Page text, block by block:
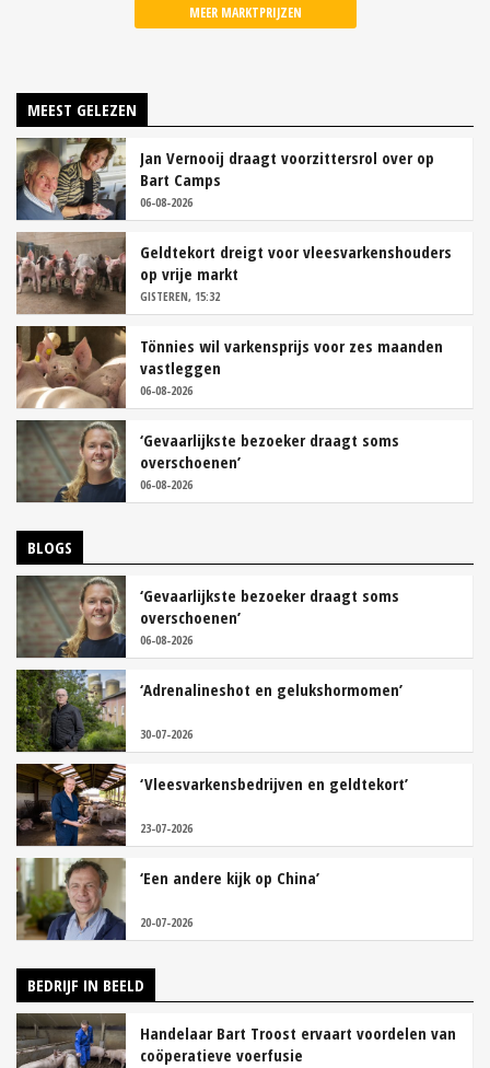
MEER MARKTPRIJZEN
MEEST GELEZEN
Jan Vernooij draagt voorzittersrol over op
Bart Camps
06-08-2026
Geldtekort dreigt voor vleesvarkenshouders
op vrije markt
GISTEREN, 15:32
Tönnies wil varkensprijs voor zes maanden
vastleggen
06-08-2026
‘Gevaarlijkste bezoeker draagt soms
overschoenen’
06-08-2026
BLOGS
‘Gevaarlijkste bezoeker draagt soms
overschoenen’
06-08-2026
‘Adrenalineshot en gelukshormomen’
30-07-2026
‘Vleesvarkensbedrijven en geldtekort’
23-07-2026
‘Een andere kijk op China’
20-07-2026
BEDRIJF IN BEELD
Handelaar Bart Troost ervaart voordelen van
coöperatieve voerfusie